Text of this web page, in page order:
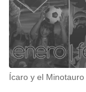
Ícaro y el Minotauro